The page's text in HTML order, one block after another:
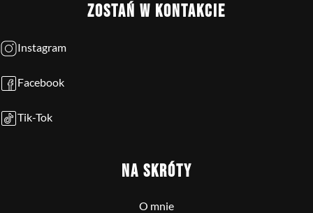
ZOSTAŃ W KONTAKCIE
Instagram
Facebook
Tik-Tok
NA SKRÓTY
O mnie